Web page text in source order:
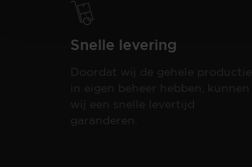
Snelle levering
Doordat wij de gehele productie
in eigen beheer hebben, kunnen
wij een snelle levertijd
garanderen.